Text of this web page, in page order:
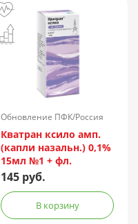
Обновление ПФК/Россия
Кватран ксило амп.
(капли назальн.) 0,1%
15мл №1 + фл.
145 руб.
В корзину